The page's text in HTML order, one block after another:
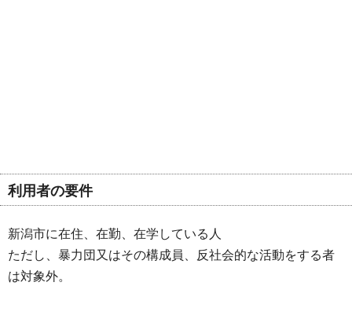
利用者の要件
新潟市に在住、在勤、在学している人
ただし、暴力団又はその構成員、反社会的な活動をする者
は対象外。